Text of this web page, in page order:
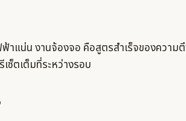
าแน่น งานจ้องจอ คือสูตรสำเร็จของความ
ซ็ตเต็มที่ระหว่างรอบ